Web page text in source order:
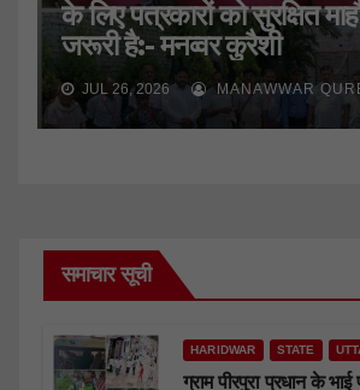
के लिए पत्रकारों को सुरक्षित
जरूरी है:- मनव्वर कुरैशी
JUL 26, 2026 MANAWWAR
समाचार सूची
HARIDWAR STATE
ग्राम पीरपुरा प्रधान के